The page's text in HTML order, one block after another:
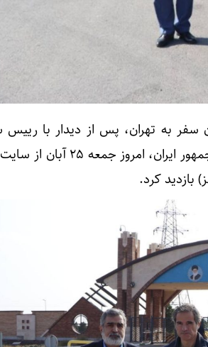
سفر به تهران، پس از دیدار با رییس
اتمی، وزیر امورخارجه و مسعود پزشکیان رییس
کرد.